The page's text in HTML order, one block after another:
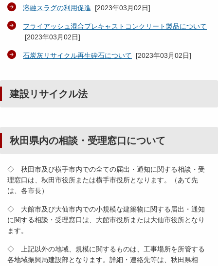
溶融スラグの利用促進 [2023年03月02日]
フライアッシュ混合プレキャストコンクリート製品について
[2023年03月02日]
石炭灰リサイクル再生砕石について [2023年03月02日]
建設リサイクル法
秋田県内の相談・受理窓口について
◇ 秋田市及び横手市内での全ての届出・通知に関する相談・受
理窓口は、秋田市役所または横手市役所となります。（あて先
は、各市長）
◇ 大館市及び大仙市内での小規模な建築物に関する届出・通知
に関する相談・受理窓口は、大館市役所または大仙市役所となり
ます。
◇ 上記以外の地域、規模に関するものは、工事場所を所管する
各地域振興局建設部となります。詳細・連絡先等は、秋田県相